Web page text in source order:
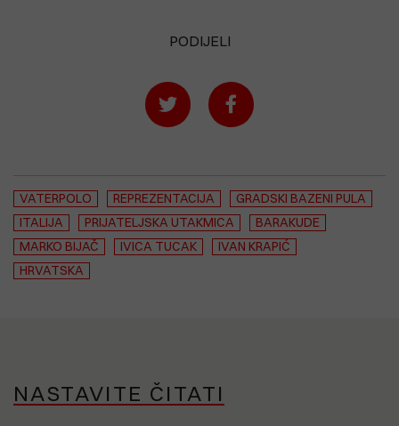
PODIJELI
VATERPOLO REPREZENTACIJA
GRADSKI BAZENI PULA
ITALIJA
PRIJATELJSKA UTAKMICA
BARAKUDE
MARKO BIJAČ
IVICA TUCAK
IVAN KRAPIĆ
HRVATSKA
NASTAVITE ČITATI